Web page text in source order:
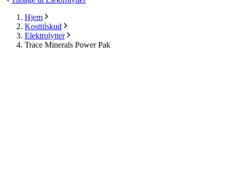
Hjem
Kosttilskud
Elektrolytter
Trace Minerals Power Pak